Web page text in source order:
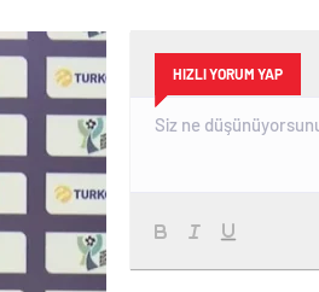
HIZLI YORUM YAP